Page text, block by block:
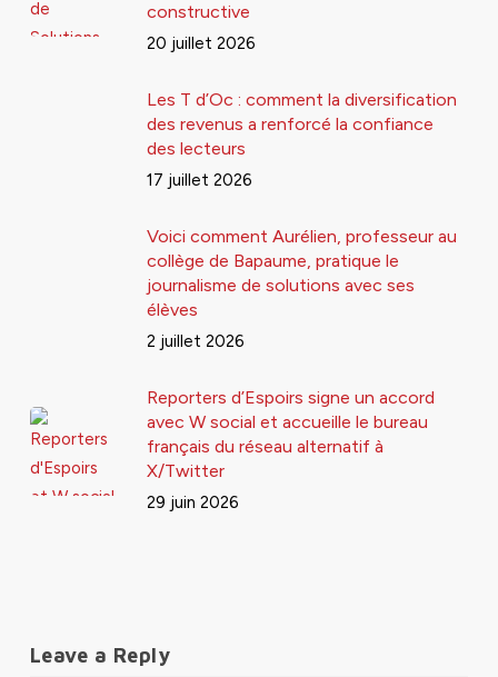
constructive
20 juillet 2026
Les T d’Oc : comment la diversification
des revenus a renforcé la confiance
des lecteurs
17 juillet 2026
Voici comment Aurélien, professeur au
collège de Bapaume, pratique le
journalisme de solutions avec ses
élèves
2 juillet 2026
Reporters d’Espoirs signe un accord
avec W social et accueille le bureau
français du réseau alternatif à
X/Twitter
29 juin 2026
Leave a Reply